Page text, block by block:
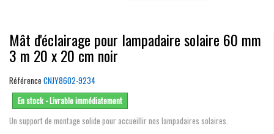
Mât d'éclairage pour lampadaire solaire 60 mm
3 m 20 x 20 cm noir
Référence CNJY8602-9234
En stock - Livrable immédiatement
Un support de montage solide pour accueillir nos lampadaires solaires.